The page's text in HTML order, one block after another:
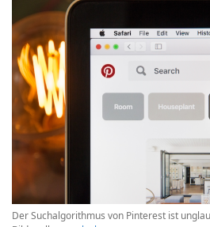
Der Suchalgorithmus von Pinterest ist